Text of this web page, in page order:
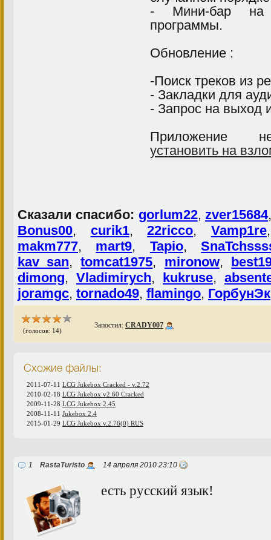
- Мини-бар на
программы.
Обновление :
-Поиск треков из
- Закладки для
- Запрос на выход
Приложение
установить на
Сказали спасибо: gorlum22,zver15684
Bonus00, curik1,22ricco, Vamp1re
makm777, mart9, Tapio,
kav_san,tomcat1975, mironow,
dimong, Vladimirych, kukruse,
joramgc, tornado49, flamingo, ГорбунЭк
(голосов: 14)
Запостил: CRADY007
Схожие файлы:
2011-07-11 LCG Jukebox Cracked - v.2.72
2010-02-18 LCG Jukebox v2.60 Cracked
2009-11-28 LCG Jukebox 2.45
2008-11-11 Jukebox 2.4
2015-01-29 LCG Jukebox v.2.76(0) RUS
1 RastaTuristo 14 апреля 2010 23:10
есть русский язык!